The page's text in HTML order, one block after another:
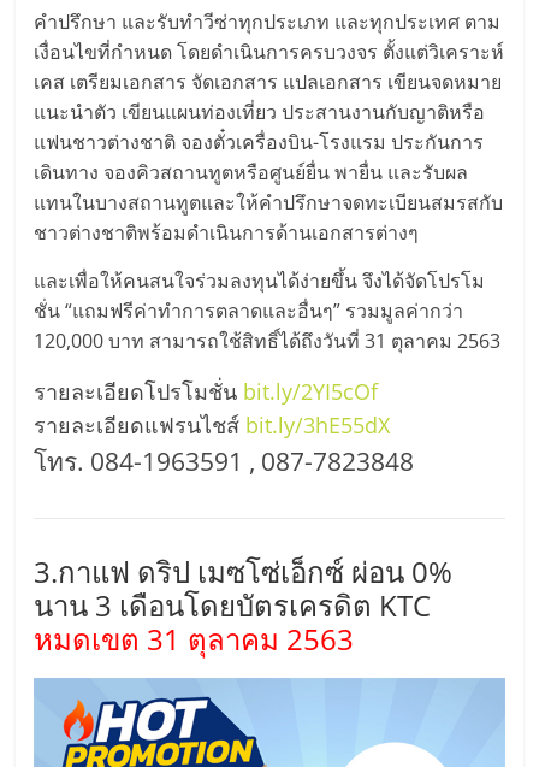
แฟ
รน
ไชส์,
ศูนย์
รวม
แฟ
รน
พร้อม
ทำเล
สำหรับ
คำปรึกษา และรับทำวีซ่าทุกประเภท และทุกประเทศ ตาม
เงื่อนไขที่กำหนด โดยดำเนินการครบวงจร ตั้งแต่วิเคราะห์
เคส เตรียมเอกสาร จัดเอกสาร แปลเอกสาร เขียนจดหมาย
แนะนำตัว เขียนแผนท่องเที่ยว ประสานงานกับญาติหรือ
แฟนชาวต่างชาติ จองตั๋วเครื่องบิน-โรงแรม ประกันการ
เดินทาง จองคิวสถานทูตหรือศูนย์ยื่น พายื่น และรับผล
แทนในบางสถานทูตและให้คำปรึกษาจดทะเบียนสมรสกับ
ชาวต่างชาติพร้อมดำเนินการด้านเอกสารต่างๆ
และเพื่อให้คนสนใจร่วมลงทุนได้ง่ายขึ้น จึงได้จัดโปรโม
ชั่น “แถมฟรีค่าทำการตลาดและอื่นๆ” รวมมูลค่ากว่า
120,000 บาท สามารถใช้สิทธิ์ได้ถึงวันที่ 31 ตุลาคม 2563
รายละเอียดโปรโมชั่น bit.ly/2YI5cOf
รายละเอียดแฟรนไชส์ bit.ly/3hE55dX
โทร. 084-1963591 , 087-7823848
3.กาแฟ ดริป เมซโซ่เอ็กซ์ ผ่อน 0%
นาน 3 เดือนโดยบัตรเครดิต KTC
หมดเขต 31 ตุลาคม 2563